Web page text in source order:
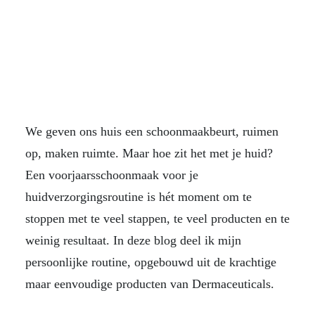
We geven ons huis een schoonmaakbeurt, ruimen
op, maken ruimte. Maar hoe zit het met je huid?
Een voorjaarsschoonmaak voor je
huidverzorgingsroutine is hét moment om te
stoppen met te veel stappen, te veel producten en te
weinig resultaat. In deze blog deel ik mijn
persoonlijke routine, opgebouwd uit de krachtige
maar eenvoudige producten van Dermaceuticals.